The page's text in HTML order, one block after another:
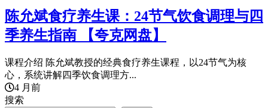
陈允斌食疗养生课：24节气饮食调理与四
季养生指南 【夸克网盘】
课程介绍 陈允斌教授的经典食疗养生课程，以24节气为核
心，系统讲解四季饮食调理方...
4 月前
搜索